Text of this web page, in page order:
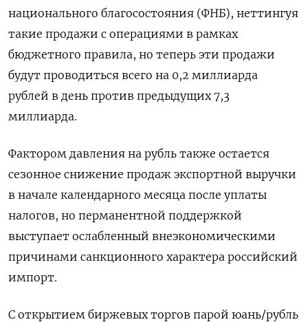
национального благосостояния (ФНБ), неттингуя
такие продажи с операциями в рамках
бюджетного правила, но теперь эти продажи
будут проводиться всего на 0,2 миллиарда
рублей в день против предыдущих 7,3
миллиарда.
Фактором давления на рубль также остается
сезонное снижение продаж экспортной выручки
в начале календарного месяца после уплаты
налогов, но перманентной поддержкой
выступает ослабленный внеэкономическими
причинами санкционного характера российский
импорт.
С открытием биржевых торгов парой юань/рубль